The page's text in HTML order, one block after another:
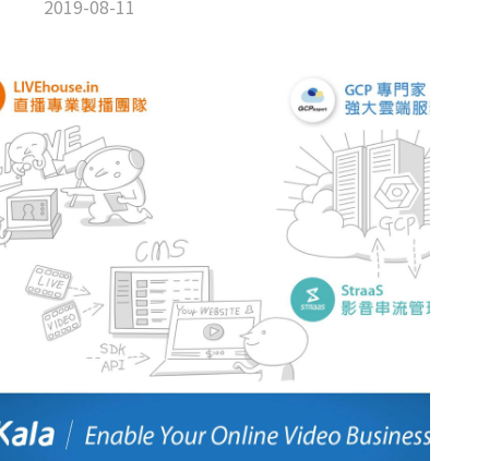
愛卡拉耕耘影音行銷多年所累積的龐大網紅資料庫之
2019-08-11